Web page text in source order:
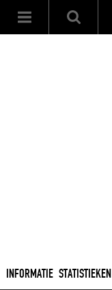
INFORMATIE STATISTIEKEN